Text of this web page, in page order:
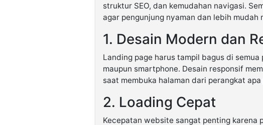
struktur SEO, dan kemudahan navigasi.
agar pengunjung nyaman dan lebih mudah
1. Desain Modern dan
Landing page harus tampil bagus di
maupun smartphone. Desain responsif
saat membuka halaman dari perangkat apa
2. Loading Cepat
Kecepatan website sangat penting karena